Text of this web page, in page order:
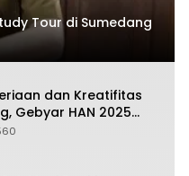
Tour di Sumedang
dan Kreatifitas
Gebyar HAN 2025
Wabup